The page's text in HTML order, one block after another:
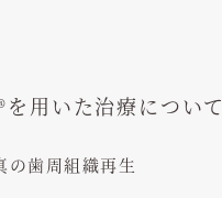
用いた治療について
の歯周組織再生